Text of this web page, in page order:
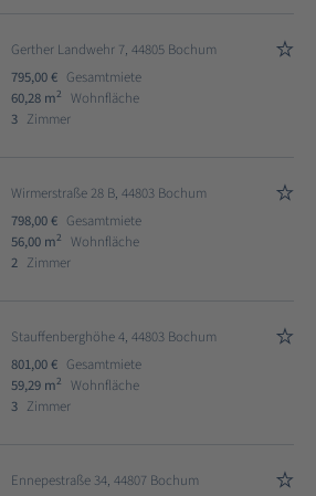
Gerther Landwehr 7, 44805 Bochum
795,00 € Gesamtmiete
60,28 m2
Wohnfläche
3 Zimmer
Wirmerstraße 28 B, 44803 Bochum
798,00 € Gesamtmiete
56,00 m2
Wohnfläche
2 Zimmer
Stauffenberghöhe 4, 44803 Bochum
801,00 € Gesamtmiete
59,29 m2
Wohnfläche
3 Zimmer
Ennepestraße 34, 44807 Bochum